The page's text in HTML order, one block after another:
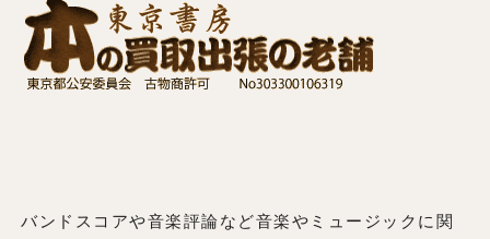
バンドスコアや音楽評論など音楽やミュージックに関